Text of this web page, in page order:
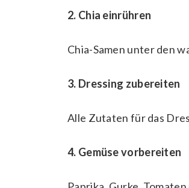
2. Chia einrühren
Chia-Samen unter den
3. Dressing zubereiten
Alle Zutaten für das
4. Gemüse vorbereiten